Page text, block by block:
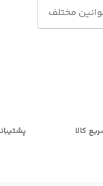
مختلف
کالا پشتیبانی